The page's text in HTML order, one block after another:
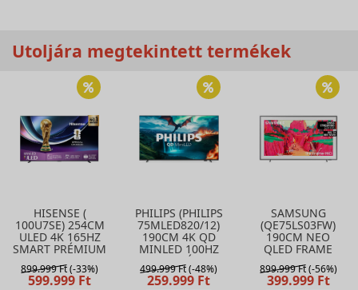
Utoljára megtekintett termékek
HISENSE (
100U7SE) 254CM
ULED 4K 165HZ
SMART PRÉMIUM
2026 MODELL! !
AKCIÓ
899.999 Ft(-33%)
599.999 Ft
PHILIPS (PHILIPS
75MLED820/12)
190CM 4K QD
MINLED 100HZ
SMART PRÉMIUM
! AKCIÓ
499.999 Ft(-48%)
259.999 Ft
SAMSUNG
(QE75LS03FW)
190CM NEO
QLED FRAME
SMART UJ
MODELL! AKCIŐ
899.999 Ft(-56%)
399.999 Ft